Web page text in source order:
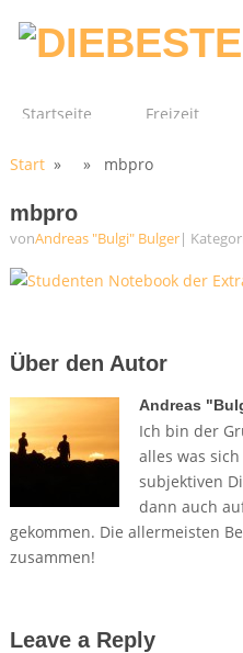
Startseite Freizeit
Start» » mbpro
mbpro
vonAndreas "Bulgi" Bulger|
Über den Autor
Andreas
Ich bin der
alles was
subjektiven
dann auch
gekommen. Die allermeisten
zusammen!
Leave a Reply